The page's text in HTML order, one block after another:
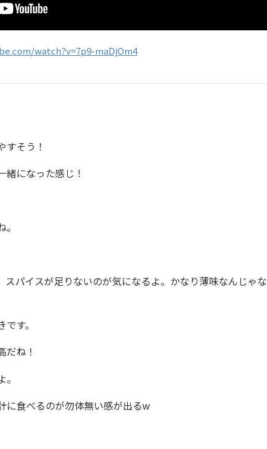
watch?v=7p9-maDjOm4
すそう！
緒になった感じ！
スパイスが足りないのが気になるよ。かなり薄味なんじゃな
す。
だね！
に食べるのが勿体無い感が出るw